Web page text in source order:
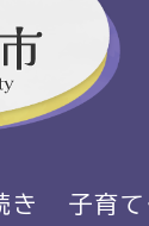
き 子育て